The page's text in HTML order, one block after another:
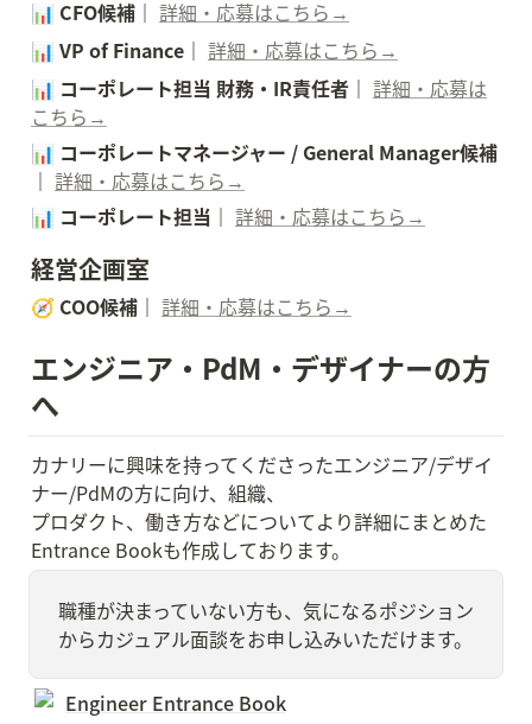
📊 CFO候補｜ 詳細・応募はこちら→
📊 VP of Finance｜ 詳細・応募はこちら→
📊 コーポレート担当 財務・IR責任者｜ 詳細・応募は
こちら→
📊 コーポレートマネージャー / General Manager候補
｜ 詳細・応募はこちら→
📊 コーポレート担当｜ 詳細・応募はこちら→
経営企画室
🧭 COO候補｜ 詳細・応募はこちら→
エンジニア・PdM・デザイナーの方
へ
カナリーに興味を持ってくださったエンジニア/デザイ
ナー/PdMの方に向け、組織、
プロダクト、働き方などについてより詳細にまとめた
Entrance Bookも作成しております。
職種が決まっていない方も、気になるポジション
からカジュアル面談をお申し込みいただけます。
Engineer Entrance Book